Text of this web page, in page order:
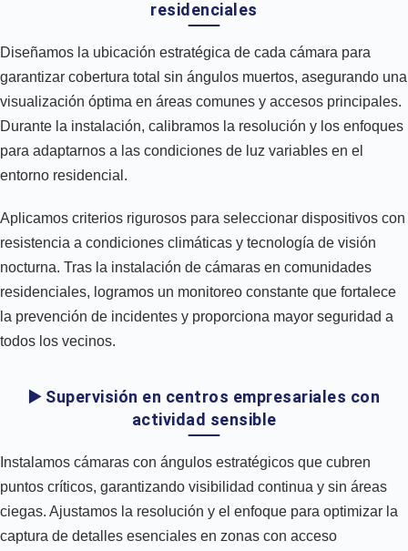
residenciales
Diseñamos la ubicación estratégica de cada cámara para
garantizar cobertura total sin ángulos muertos, asegurando una
visualización óptima en áreas comunes y accesos principales.
Durante la instalación, calibramos la resolución y los enfoques
para adaptarnos a las condiciones de luz variables en el
entorno residencial.
Aplicamos criterios rigurosos para seleccionar dispositivos con
resistencia a condiciones climáticas y tecnología de visión
nocturna. Tras la instalación de cámaras en comunidades
residenciales, logramos un monitoreo constante que fortalece
la prevención de incidentes y proporciona mayor seguridad a
todos los vecinos.
▶️ Supervisión en centros empresariales con
actividad sensible
Instalamos cámaras con ángulos estratégicos que cubren
puntos críticos, garantizando visibilidad continua y sin áreas
ciegas. Ajustamos la resolución y el enfoque para optimizar la
captura de detalles esenciales en zonas con acceso